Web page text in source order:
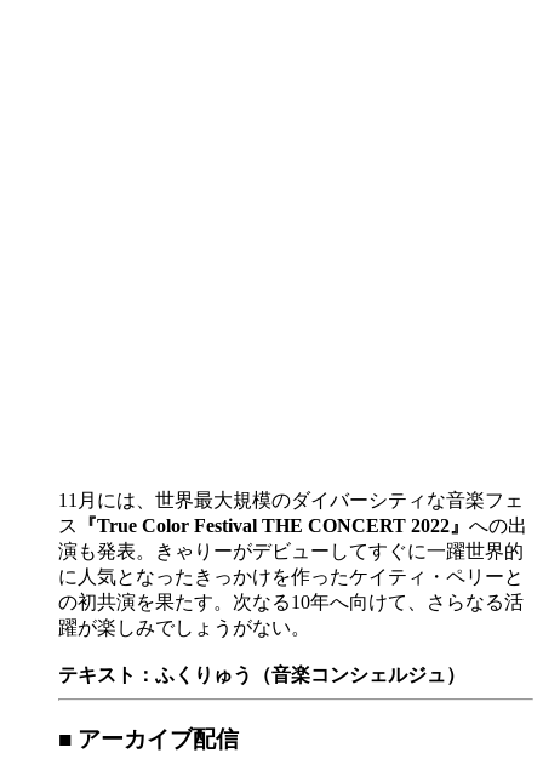
11月には、世界最大規模のダイバーシティな音楽フェ
ス
『True Color Festival THE CONCERT 2022』 への出
演も発表。きゃりーがデビューしてすぐに一躍世界的
に人気となったきっかけを作ったケイティ・ペリーと
の初共演を果たす。次なる10年へ向けて、さらなる活
躍が楽しみでしょうがない。
テキスト：ふくりゅう（音楽コンシェルジュ）
■ アーカイブ配信